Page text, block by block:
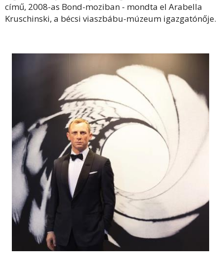
című, 2008-as Bond-moziban - mondta el Arabella
Kruschinski, a bécsi viaszbábu-múzeum igazgatónője.